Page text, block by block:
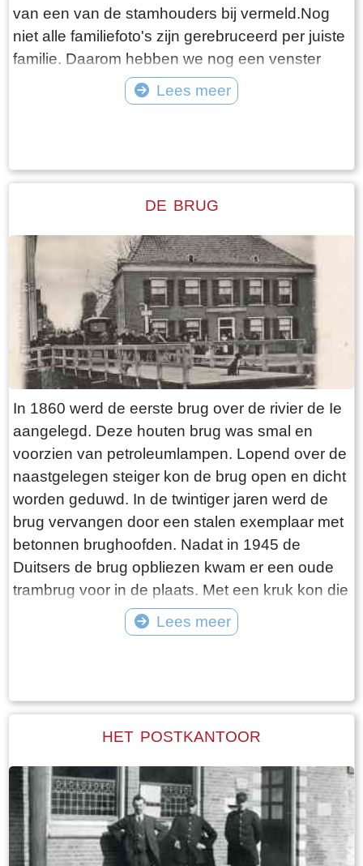
van een van de stamhouders bij vermeld.Nog
niet alle familiefoto's zijn gerebruceerd per juiste
familie. Daarom hebben we nog een venster
"Diverse families". Bijgaande foto is van familie
Lees meer
DE BRUG
In 1860 werd de eerste brug over de rivier de Ie
aangelegd. Deze houten brug was smal en
voorzien van petroleumlampen. Lopend over de
naastgelegen steiger kon de brug open en dicht
worden geduwd. In de twintiger jaren werd de
brug vervangen door een stalen exemplaar met
betonnen brughoofden. Nadat in 1945 de
Duitsers de brug opbliezen kwam er een oude
trambrug voor in de plaats. Met een kruk kon die
worden opengedraaid. In 1975 werd de huidige
Hellingbrug met elektrische bediening
samenkomst voor de gepensioneerden, die er
Lees meer
HET POSTKANTOOR